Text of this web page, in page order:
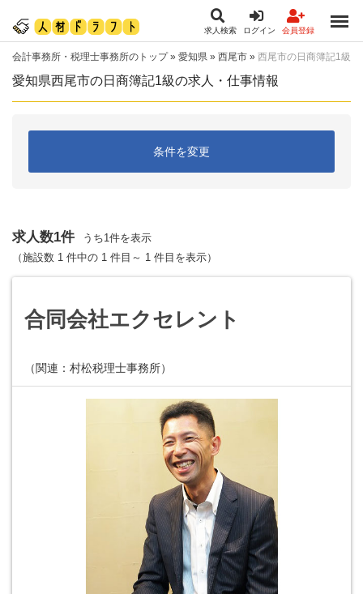
求人検索 ログイン 会員登録
会計事務所・税理士事務所のトップ» 愛知県 » 西尾市 » 西尾市の日商簿記1級
愛知県西尾市の日商簿記1級の求人・仕事情報
条件を変更
求人数1件
うち1件を表示
（施設数 1 件中の 1 件目～ 1 件目を表示）
合同会社エクセレント
（関連：村松税理士事務所）